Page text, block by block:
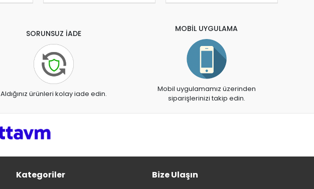
SORUNSUZ İADE
Aldığınız ürünleri kolay iade edin.
MOBİL UYGULAMA
Mobil uygulamamız üzerinden
siparişlerinizi takip edin.
Kategoriler Bize Ulaşın